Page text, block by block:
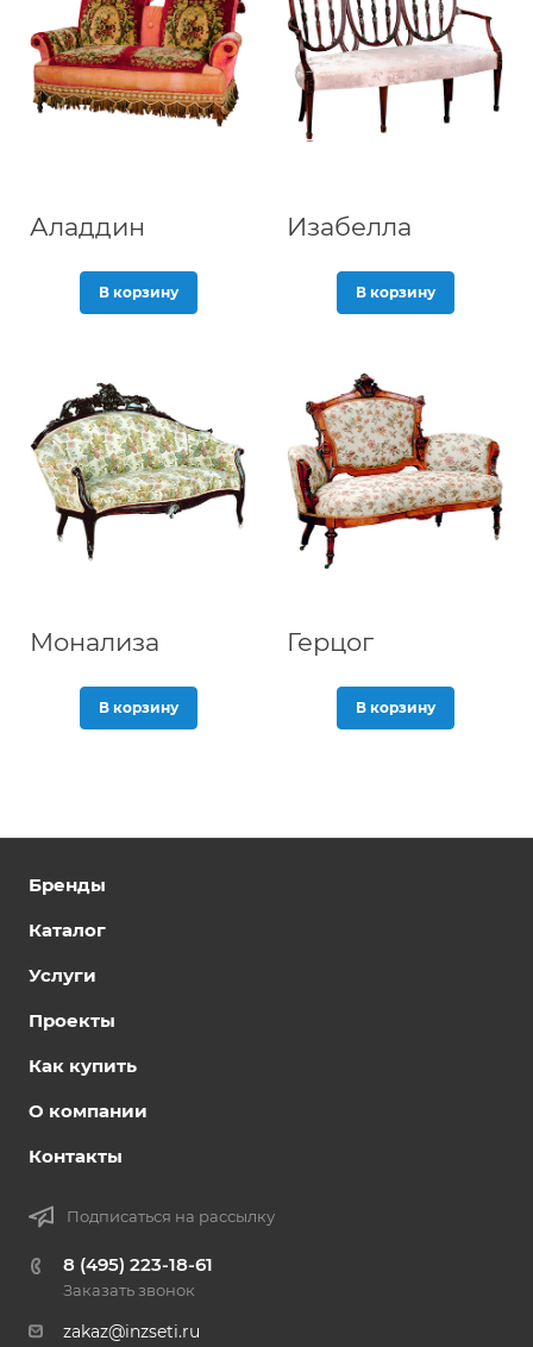
Аладдин
В корзину
Изабелла
В корзину
Монализа
В корзину
Герцог
В корзину
Бренды
Каталог
Услуги
Проекты
Как купить
О компании
Контакты
Подписаться на рассылку
8 (495) 223-18-61
Заказать звонок
zakaz@inzseti.ru